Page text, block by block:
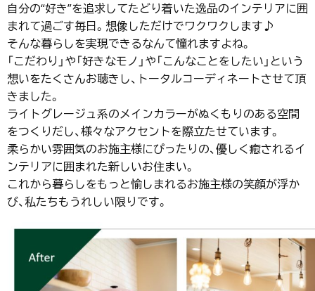
自分の“好き”を追求してたどり着いた逸品のインテリアに囲
まれて過ごす毎日。想像しただけでワクワクします♪
そんな暮らしを実現できるなんて憧れますよね。
「こだわり」や「好きなモノ」や「こんなことをしたい」という
想いをたくさんお聴きし、トータルコーディネートさせて頂
きました。
ライトグレージュ系のメインカラーがぬくもりのある空間
をつくりだし、様々なアクセントを際立たせています。
柔らかい雰囲気のお施主様にぴったりの、優しく癒されるイ
ンテリアに囲まれた新しいお住まい。
これから暮らしをもっと愉しまれるお施主様の笑顔が浮か
び、私たちもうれしい限りです。